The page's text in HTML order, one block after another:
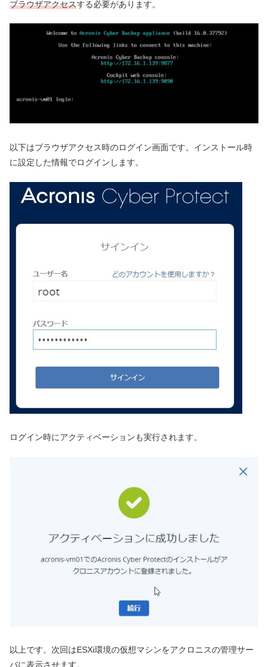
ブラウザアクセスする必要があります。
以下はブラウザアクセス時のログイン画面です。インストール時
に設定した情報でログインします。
ログイン時にアクティベーションも実行されます。
以上です。次回はESXi環境の仮想マシンをアクロニスの管理サー
バに表示させます。